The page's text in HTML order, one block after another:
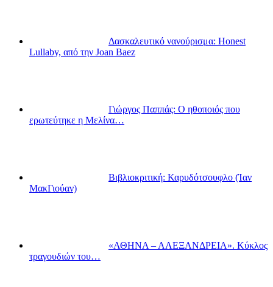
Δασκαλευτικό νανούρισμα: Honest
Lullaby, από την Joan Baez
Γιώργος Παππάς: Ο ηθοποιός που
ερωτεύτηκε η Μελίνα…
Βιβλιοκριτική: Καρυδότσουφλο (Ίαν
ΜακΓιούαν)
«ΑΘΗΝΑ – ΑΛΕΞΑΝΔΡΕΙΑ». Κύκλος
τραγουδιών του…